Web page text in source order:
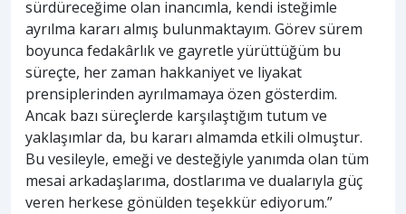
sürdüreceğime olan inancımla, kendi isteğimle
ayrılma kararı almış bulunmaktayım. Görev sürem
boyunca fedakârlık ve gayretle yürüttüğüm bu
süreçte, her zaman hakkaniyet ve liyakat
prensiplerinden ayrılmamaya özen gösterdim.
Ancak bazı süreçlerde karşılaştığım tutum ve
yaklaşımlar da, bu kararı almamda etkili olmuştur.
Bu vesileyle, emeği ve desteğiyle yanımda olan tüm
mesai arkadaşlarıma, dostlarıma ve dualarıyla güç
veren herkese gönülden teşekkür ediyorum.”